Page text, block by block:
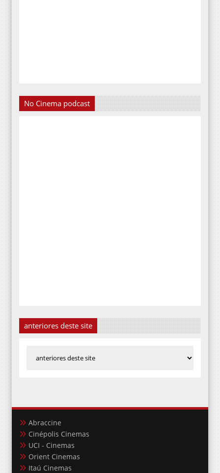
No Cinema podcast
anteriores deste site
Abraccine
Cinépolis Cinemas
UCI - Cinemas
Orient Cinemas
Itaú Cinemas